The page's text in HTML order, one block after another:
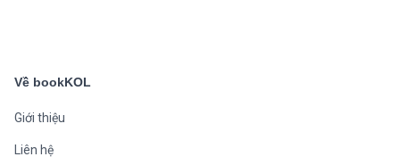
Về bookKOL
Giới thiệu
Liên hệ